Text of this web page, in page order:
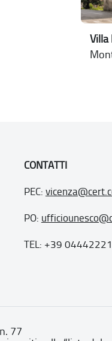
Villa
CONTATTI
PEC:
PO:
TEL: +39
77